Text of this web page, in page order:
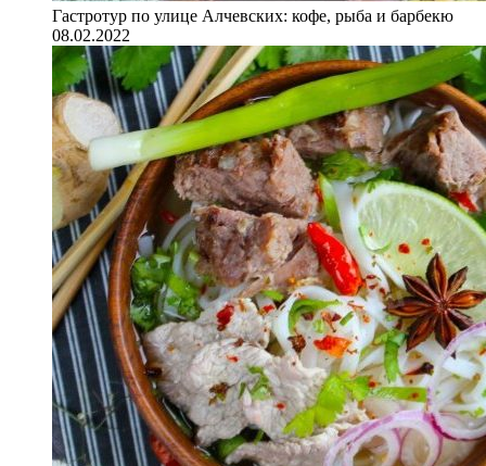
Гастротур по улице Алчевских: кофе, рыба и барбекю
08.02.2022